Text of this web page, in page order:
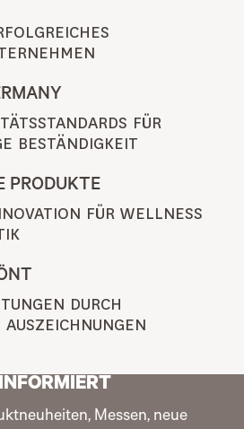
FÜR
BESTÄNDIGKEIT
PRODUKTE
FÜR WELLNESS
DURCH
Messen, neue